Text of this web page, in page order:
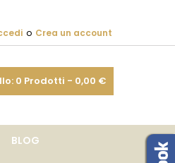
o Crea un account
0 Prodotti - 0,00 €
BLOG